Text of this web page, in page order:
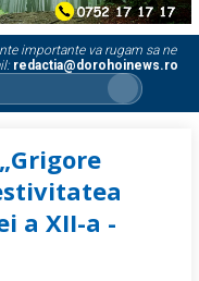
importante va rugam sa ne
redactia@dorohoinews.ro
a XII-a -